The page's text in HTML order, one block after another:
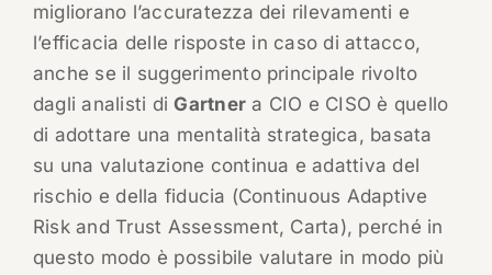
migliorano l’accuratezza dei rilevamenti e
l’efficacia delle risposte in caso di attacco,
anche se il suggerimento principale rivolto
dagli analisti diGartner a CIO e CISO è quello
di adottare una mentalità strategica, basata
su una valutazione continua e adattiva del
rischio e della fiducia (Continuous Adaptive
Risk and Trust Assessment, Carta), perché in
questo modo è possibile valutare in modo più